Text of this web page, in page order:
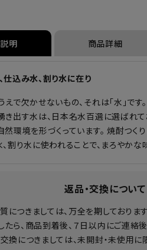
明 商品詳細
仕込み水、割り水に在り
で欠かせないもの、それは「水」です
き出す水は、日本名水百選に選ばれて
然環境を形づくっています。 焼酎つく
割り水に使われることで、まろやかな
返品・交換について
につきましては、万全を期しておりま
たら、商品到着後、７日以内にご連
交換につきましては、未開封・未使用に